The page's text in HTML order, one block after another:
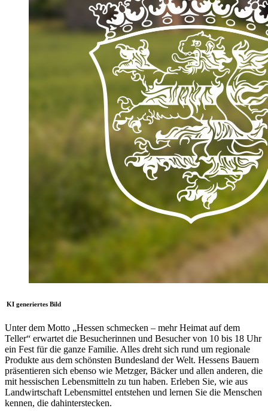
KI generiertes Bild
Unter dem Motto „Hessen schmecken – mehr Heimat auf dem
Teller“ erwartet die Besucherinnen und Besucher von 10 bis 18 Uhr
ein Fest für die ganze Familie. Alles dreht sich rund um regionale
Produkte aus dem schönsten Bundesland der Welt. Hessens Bauern
präsentieren sich ebenso wie Metzger, Bäcker und allen anderen, die
mit hessischen Lebensmitteln zu tun haben. Erleben Sie, wie aus
Landwirtschaft Lebensmittel entstehen und lernen Sie die Menschen
kennen, die dahinterstecken.